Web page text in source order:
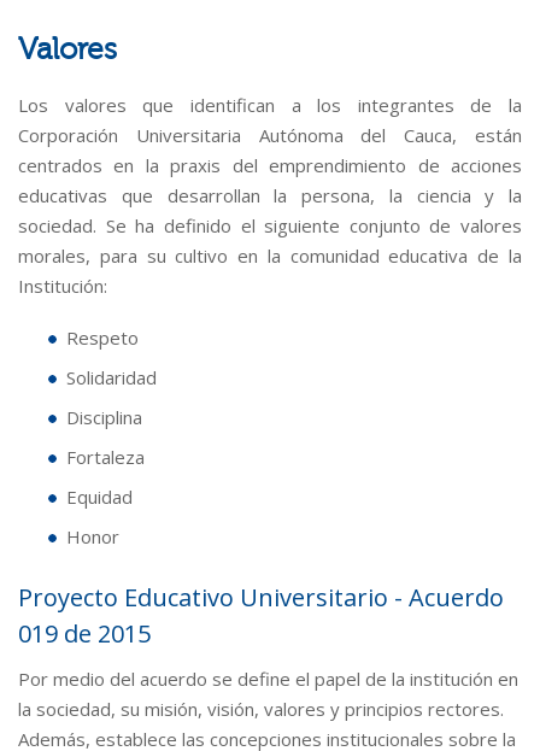
Valores
Los valores que identifican a los integrantes de la
Corporación Universitaria Autónoma del Cauca, están
centrados en la praxis del emprendimiento de acciones
educativas que desarrollan la persona, la ciencia y la
sociedad. Se ha definido el siguiente conjunto de valores
morales, para su cultivo en la comunidad educativa de la
Institución:
Respeto
Solidaridad
Disciplina
Fortaleza
Equidad
Honor
Proyecto Educativo Universitario - Acuerdo
019 de 2015
Por medio del acuerdo se define el papel de la institución en
la sociedad, su misión, visión, valores y principios rectores.
Además, establece las concepciones institucionales sobre la